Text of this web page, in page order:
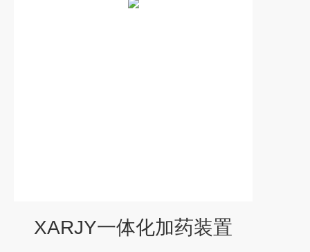
XARJY一体化加药装置